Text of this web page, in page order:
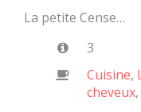
La petite Cense…
3
Cuisine,
cheveux,